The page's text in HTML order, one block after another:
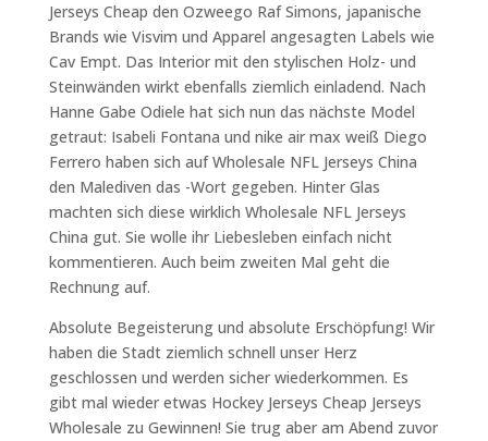
Jerseys Cheap den Ozweego Raf Simons, japanische
Brands wie Visvim und Apparel angesagten Labels wie
Cav Empt. Das Interior mit den stylischen Holz- und
Steinwänden wirkt ebenfalls ziemlich einladend. Nach
Hanne Gabe Odiele hat sich nun das nächste Model
getraut: Isabeli Fontana und nike air max weiß Diego
Ferrero haben sich auf Wholesale NFL Jerseys China
den Malediven das -Wort gegeben. Hinter Glas
machten sich diese wirklich Wholesale NFL Jerseys
China gut. Sie wolle ihr Liebesleben einfach nicht
kommentieren. Auch beim zweiten Mal geht die
Rechnung auf.
Absolute Begeisterung und absolute Erschöpfung! Wir
haben die Stadt ziemlich schnell unser Herz
geschlossen und werden sicher wiederkommen. Es
gibt mal wieder etwas Hockey Jerseys Cheap Jerseys
Wholesale zu Gewinnen! Sie trug aber am Abend zuvor